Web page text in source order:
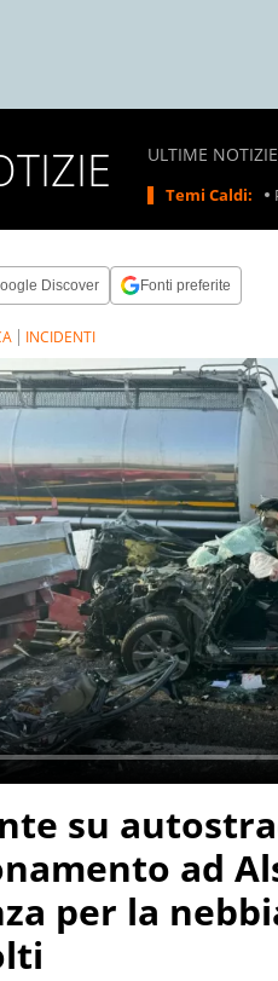
ULTIME NOTIZIE
SUL
E
Temi Caldi:
Discover Fonti preferite
INCIDENTI
su
ad
per la